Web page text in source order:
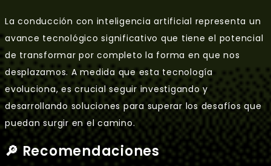
La conducción con inteligencia artificial representa un
avance tecnológico significativo que tiene el potencial
de transformar por completo la forma en que nos
desplazamos. A medida que esta tecnología
evoluciona, es crucial seguir investigando y
desarrollando soluciones para superar los desafíos que
puedan surgir en el camino.
🔎 Recomendaciones